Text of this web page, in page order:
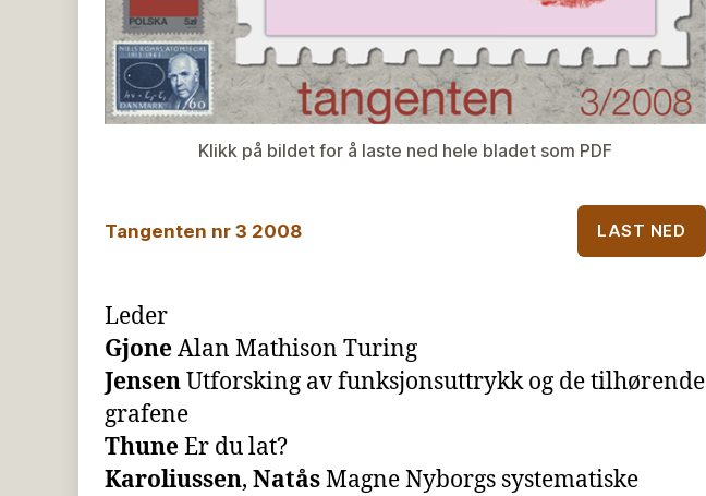
Klikk på bildet for å laste ned hele bladet som PDF
Tangenten nr 3 2008 LAST NED
Leder
GjoneAlan Mathison Turing
JensenUtforsking av funksjonsuttrykk og de tilhørende
grafene
ThuneEr du lat?
Karoliussen, NatåsMagne Nyborgs systematiske